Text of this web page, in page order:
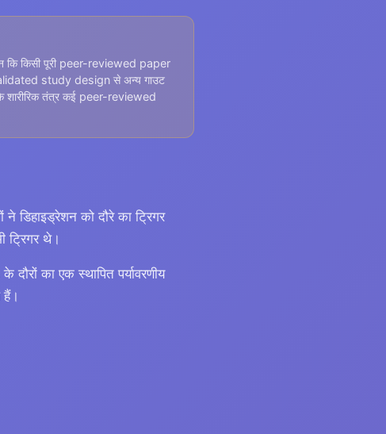
किसी पूरी peer-reviewed paper
validated study design से अन्य गाउट
शारीरिक तंत्र कई peer-reviewed
डिहाइड्रेशन को दौरे का ट्रिगर
ट्रिगर थे।
का एक स्थापित पर्यावरणीय
हैं।